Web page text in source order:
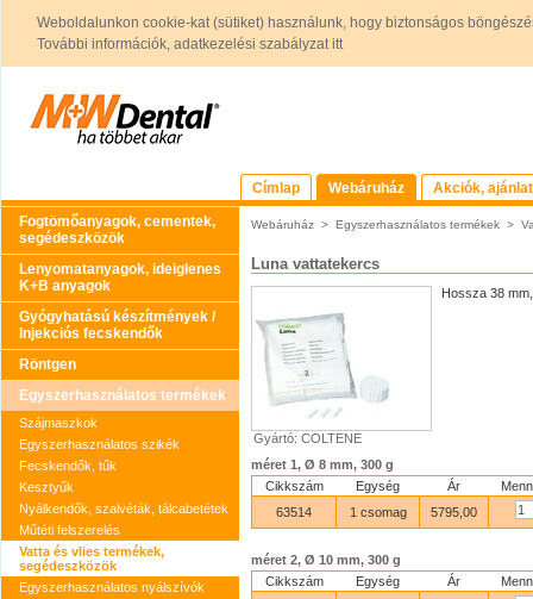
Weboldalunkon cookie-kat (sütiket) használunk, hogy biztonságos
További információk, adatkezelési szabályzat itt
Címlap Webáruház
Akciók,
Fogtömőanyagok, cementek,
segédeszközök
Lenyomatanyagok, ideiglenes
K+B anyagok
Gyógyhatású készítmények /
Injekciós fecskendők
Röntgen
Egyszerhasználatos termékek
Szájmaszkok
Egyszerhasználatos szikék
Fecskendők, tűk
Kesztyűk
Nyálkendők, szalvéták, tálcabetétek
Műtéti felszerelés
Vatta és vlies termékek,
segédeszközök
Egyszerhasználatos nyálszívók
Webáruház > Egyszerhasználatos termékek >
Luna vattatekercs
Gyártó: COLTENE
Hossza 38
méret 1, Ø 8 mm, 300 g
Cikkszám
Egység Ár
63514
1 csomag 5795,00
méret 2, Ø 10 mm, 300 g
Cikkszám
Egység Ár